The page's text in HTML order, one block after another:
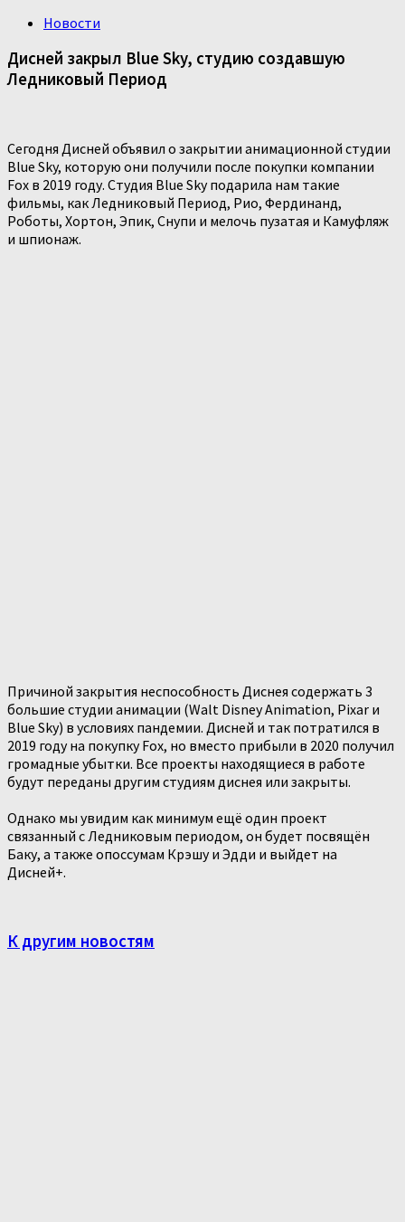
Новости
Дисней закрыл Blue Sky, студию создавшую
Ледниковый Период
Сегодня Дисней объявил о закрытии анимационной студии
Blue Sky, которую они получили после покупки компании
Fox в 2019 году. Студия Blue Sky подарила нам такие
фильмы, как Ледниковый Период, Рио, Фердинанд,
Роботы, Хортон, Эпик, Снупи и мелочь пузатая и Камуфляж
и шпионаж.
Причиной закрытия неспособность Диснея содержать 3
большие студии анимации (Walt Disney Animation, Pixar и
Blue Sky) в условиях пандемии. Дисней и так потратился в
2019 году на покупку Fox, но вместо прибыли в 2020 получил
громадные убытки. Все проекты находящиеся в работе
будут переданы другим студиям диснея или закрыты.
Однако мы увидим как минимум ещё один проект
связанный с Ледниковым периодом, он будет посвящён
Баку, а также опоссумам Крэшу и Эдди и выйдет на
Дисней+.
К другим новостям